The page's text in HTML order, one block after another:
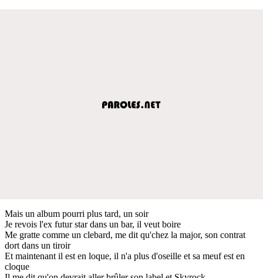
Mais un album pourri plus tard, un soir
Je revois l'ex futur star dans un bar, il veut boire
Me gratte comme un clebard, me dit qu'chez la major, son contrat
dort dans un tiroir
Et maintenant il est en loque, il n'a plus d'oseille et sa meuf est en
cloque